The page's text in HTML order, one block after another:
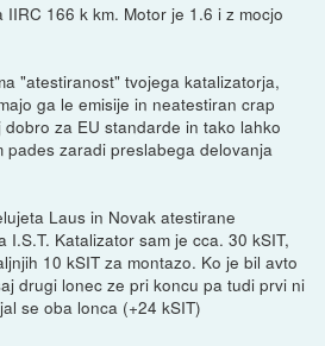
IIRC 166 k km. Motor je 1.6 i z mocjo
"atestiranost" tvojega katalizatorja,
ga le emisije in neatestiran crap
za EU standarde in tako lahko
pades zaradi preslabega delovanja
Laus in Novak atestirane
I.S.T. Katalizator sam je cca. 30 kSIT,
10 kSIT za montazo. Ko je bil avto
drugi lonec ze pri koncu pa tudi prvi ni
se oba lonca (+24 kSIT)